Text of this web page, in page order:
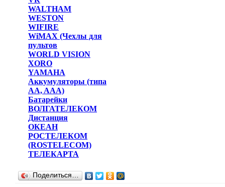
WALTHAM
WESTON
WIFIRE
WiMAX (Чехлы для
пультов
WORLD VISION
XORO
YAMAHA
Аккумуляторы (типа
AA, AAA)
Батарейки
ВОЛГАТЕЛЕКОМ
Дистанция
ОКЕАН
РОСТЕЛЕКОМ
(ROSTELECOM)
ТЕЛЕКАРТА
Поделиться…